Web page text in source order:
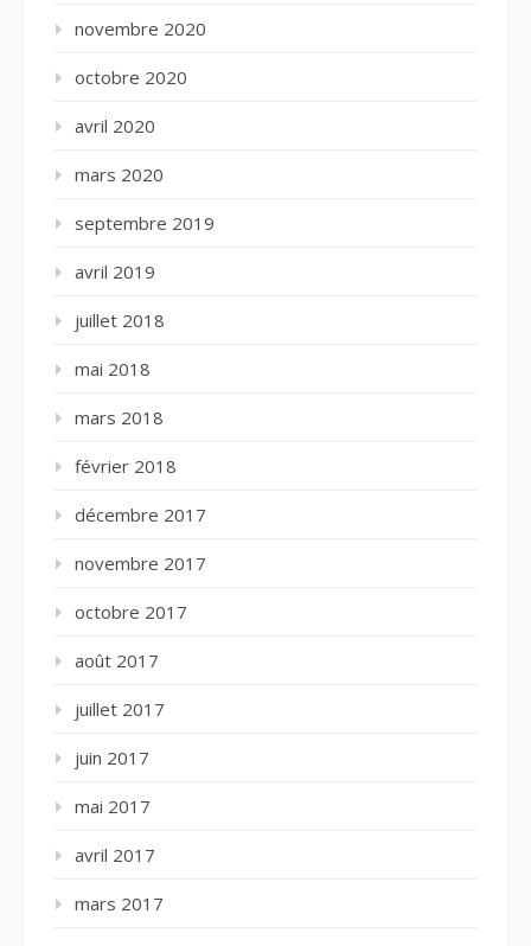
novembre 2020
octobre 2020
avril 2020
mars 2020
septembre 2019
avril 2019
juillet 2018
mai 2018
mars 2018
février 2018
décembre 2017
novembre 2017
octobre 2017
août 2017
juillet 2017
juin 2017
mai 2017
avril 2017
mars 2017